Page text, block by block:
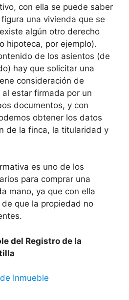
con ella se puede saber
una vivienda que se
algún otro derecho
hipoteca, por ejemplo).
de los asientos (de
hay que solicitar una
consideración de
estar firmada por un
documentos, y con
obtener los datos
de la finca, la titularidad y
es uno de los
para comprar una
mano, ya que con ella
que la propiedad no
del Registro de la
Inmueble